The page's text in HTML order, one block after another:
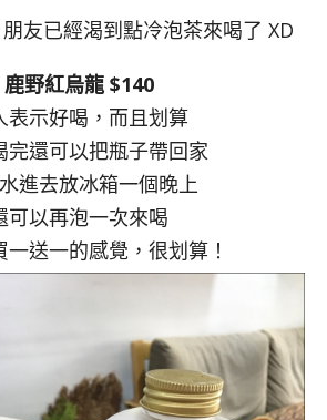
友已經渴到點冷泡茶來喝了 XD
鹿野紅烏龍 $140
表示好喝，而且划算
完還可以把瓶子帶回家
進去放冰箱一個晚上
可以再泡一次來喝
一送一的感覺，很划算！